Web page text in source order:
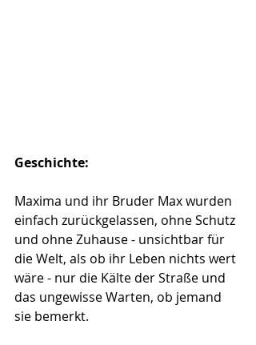
Geschichte:
Maxima und ihr Bruder Max wurden
einfach zurückgelassen, ohne Schutz
und ohne Zuhause - unsichtbar für
die Welt, als ob ihr Leben nichts wert
wäre - nur die Kälte der Straße und
das ungewisse Warten, ob jemand
sie bemerkt.